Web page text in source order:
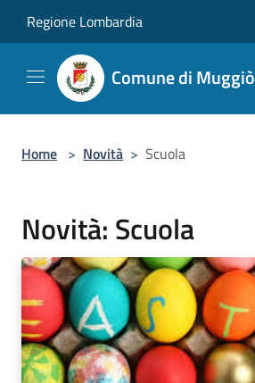
Regione Lombardia
Comune di Muggiò
Home > Novità > Scuola
Novità: Scuola